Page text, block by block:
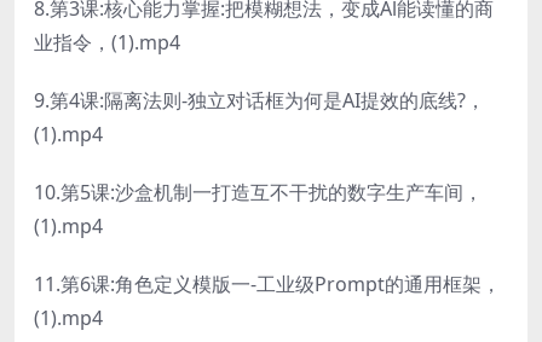
8.第3课:核心能力掌握:把模糊想法，变成Al能读懂的商
业指令，(1).mp4
9.第4课:隔离法则-独立对话框为何是AI提效的底线?，
(1).mp4
10.第5课:沙盒机制一打造互不干扰的数字生产车间，
(1).mp4
11.第6课:角色定义模版一-工业级Prompt的通用框架，
(1).mp4